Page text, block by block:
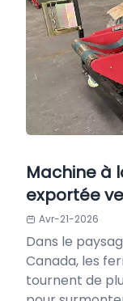
Machine à
exportée
Avr-21-2026
Dans le
Canada, les
tournent de